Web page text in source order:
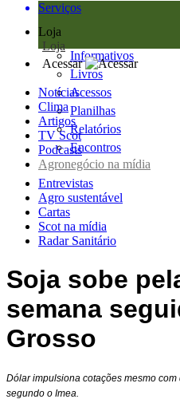
Serviços
Loja
Loja
Informativos
Livros
Acessos
Planilhas
Relatórios
Encontros
Acessar
Notícias
Clima
Artigos
TV Scot
Podcasts
Agronegócio na mídia
Entrevistas
Agro sustentável
Cartas
Scot na mídia
Radar Sanitário
Soja sobe
semana
Grosso
Dólar impulsiona cotações mesmo
segundo o Imea.